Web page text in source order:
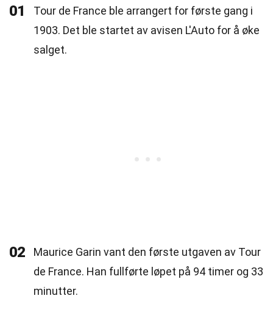
01
Tour de France ble arrangert for første gang i
1903. Det ble startet av avisen L'Auto for å øke
salget.
02
Maurice Garin vant den første utgaven av Tour
de France. Han fullførte løpet på 94 timer og 33
minutter.